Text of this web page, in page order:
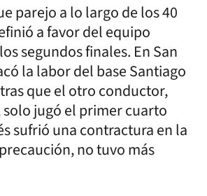
parejo a lo largo de los 40
a favor del equipo
segundos finales. En San
la labor del base Santiago
que el otro conductor,
solo jugó el primer cuarto
sufrió una contractura en la
no tuvo más